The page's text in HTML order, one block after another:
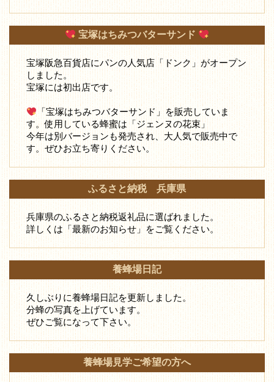
宝塚はちみつバターサンド
宝塚阪急百貨店にパンの人気店「ドンク」がオープン
しました。
宝塚には初出店です。
「宝塚はちみつバターサンド」を販売していま
す。使用している蜂蜜は「ジェンヌの花束」
今年は別バージョンも発売され、大人気で販売中で
す。ぜひお立ち寄りください。
ふるさと納税 兵庫県
兵庫県のふるさと納税返礼品に選ばれました。
詳しくは「最新のお知らせ」をご覧ください。
養蜂場日記
久しぶりに養蜂場日記を更新しました。
分蜂の写真を上げています。
ぜひご覧になって下さい。
養蜂場見学ご希望の方へ